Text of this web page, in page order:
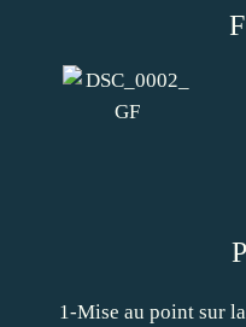
1-Mise au point sur